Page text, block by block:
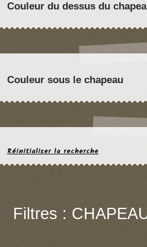
Couleur du dessus du
Couleur sous le chapeau
Réinitialiser la recherche
Filtres :